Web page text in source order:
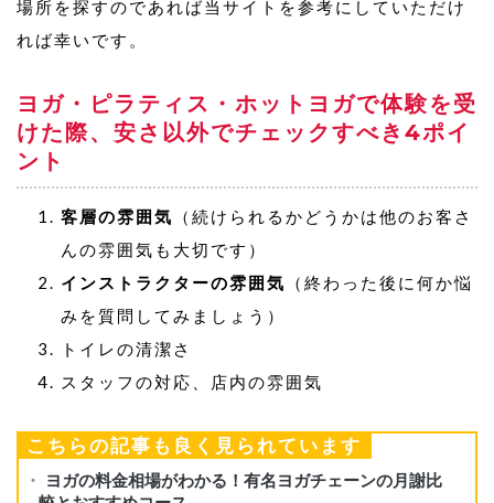
場所を探すのであれば当サイトを参考にしていただけ
れば幸いです。
ヨガ・ピラティス・ホットヨガで体験を受
けた際、安さ以外でチェックすべき4ポイ
ント
客層の雰囲気
（続けられるかどうかは他のお客さ
んの雰囲気も大切です）
インストラクターの雰囲気
（終わった後に何か悩
みを質問してみましょう）
トイレの清潔さ
スタッフの対応、店内の雰囲気
こちらの記事も良く見られています